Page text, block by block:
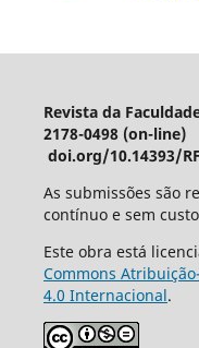
Revista da
2178-0498 (on-
doi.org/10.14393/
As submissões são
contínuo e sem
Este obra está
Commons
4.0 Internacional.